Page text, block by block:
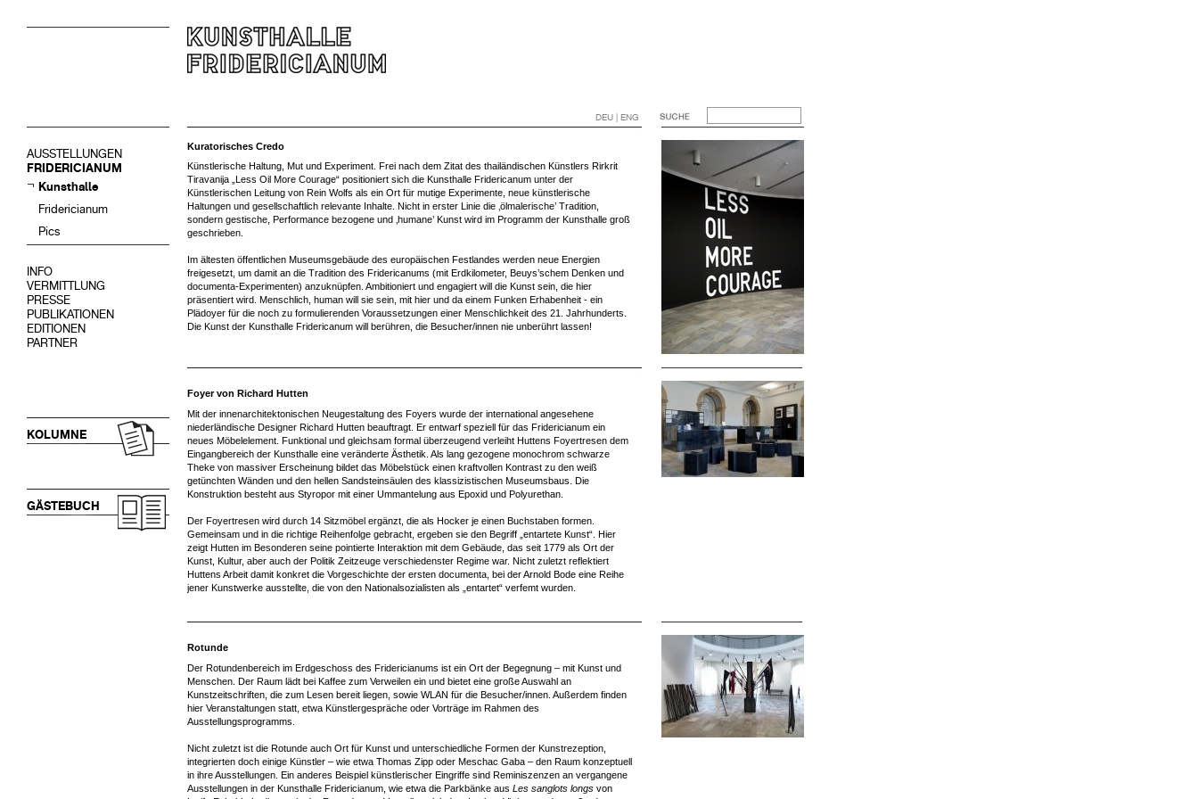
DEU | ENG
AUSSTELLUNGEN
FRIDERICIANUM
Kunsthalle
Fridericianum
Pics
INFO
VERMITTLUNG
PRESSE
PUBLIKATIONEN
EDITIONEN
PARTNER
KOLUMNE
GÄSTEBUCH
Kuratorisches Credo
Künstlerische Haltung, Mut und Experiment. Frei nach dem Zitat des thailändischen Künstlers Rirkrit
Tiravanija „Less Oil More Courage“ positioniert sich die Kunsthalle Fridericanum unter der
Künstlerischen Leitung von Rein Wolfs als ein Ort für mutige Experimente, neue künstlerische
Haltungen und gesellschaftlich relevante Inhalte. Nicht in erster Linie die ‚ölmalerische’ Tradition,
sondern gestische, Performance bezogene und ‚humane’ Kunst wird im Programm der Kunsthalle groß
geschrieben.
Im ältesten öffentlichen Museumsgebäude des europäischen Festlandes werden neue Energien
freigesetzt, um damit an die Tradition des Fridericanums (mit Erdkilometer, Beuys’schem Denken und
documenta-Experimenten) anzuknüpfen. Ambitioniert und engagiert will die Kunst sein, die hier
präsentiert wird. Menschlich, human will sie sein, mit hier und da einem Funken Erhabenheit - ein
Plädoyer für die noch zu formulierenden Voraussetzungen einer Menschlichkeit des 21. Jahrhunderts.
Die Kunst der Kunsthalle Fridericanum will berühren, die Besucher/innen nie unberührt lassen!
Foyer von Richard Hutten
Mit der innenarchitektonischen Neugestaltung des Foyers wurde der international angesehene
niederländische Designer Richard Hutten beauftragt. Er entwarf speziell für das Fridericianum ein
neues Möbelelement. Funktional und gleichsam formal überzeugend verleiht Huttens Foyertresen dem
Eingangbereich der Kunsthalle eine veränderte Ästhetik. Als lang gezogene monochrom schwarze
Theke von massiver Erscheinung bildet das Möbelstück einen kraftvollen Kontrast zu den weiß
getünchten Wänden und den hellen Sandsteinsäulen des klassizistischen Museumsbaus. Die
Konstruktion besteht aus Styropor mit einer Ummantelung aus Epoxid und Polyurethan.
Der Foyertresen wird durch 14 Sitzmöbel ergänzt, die als Hocker je einen Buchstaben formen.
Gemeinsam und in die richtige Reihenfolge gebracht, ergeben sie den Begriff „entartete Kunst“. Hier
zeigt Hutten im Besonderen seine pointierte Interaktion mit dem Gebäude, das seit 1779 als Ort der
Kunst, Kultur, aber auch der Politik Zeitzeuge verschiedenster Regime war. Nicht zuletzt reflektiert
Huttens Arbeit damit konkret die Vorgeschichte der ersten documenta, bei der Arnold Bode eine Reihe
jener Kunstwerke ausstellte, die von den Nationalsozialisten als „entartet“ verfemt wurden.
Rotunde
Der Rotundenbereich im Erdgeschoss des Fridericianums ist ein Ort der Begegnung – mit Kunst und
Menschen. Der Raum lädt bei Kaffee zum Verweilen ein und bietet eine große Auswahl an
Kunstzeitschriften, die zum Lesen bereit liegen, sowie WLAN für die Besucher/innen. Außerdem finden
hier Veranstaltungen statt, etwa Künstlergespräche oder Vorträge im Rahmen des
Ausstellungsprogramms.
Nicht zuletzt ist die Rotunde auch Ort für Kunst und unterschiedliche Formen der Kunstrezeption,
integrierten doch einige Künstler – wie etwa Thomas Zipp oder Meschac Gaba – den Raum konzeptuell
in ihre Ausstellungen. Ein anderes Beispiel künstlerischer Eingriffe sind Reminiszenzen an vergangene
Ausstellungen in der Kunsthalle Fridericianum, wie etwa die Parkbänke aus Les sanglots longs von